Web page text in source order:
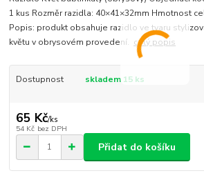
1 kus Rozměr razidla: 40×41×32mm Hmotnost
Popis: produkt obsahuje razidlo ve tvaru
květu v obrysovém provedení. celý popis
Dostupnost skladem 15 ks
65 Kč/ks
54 Kč bez DPH
Přidat do košíku